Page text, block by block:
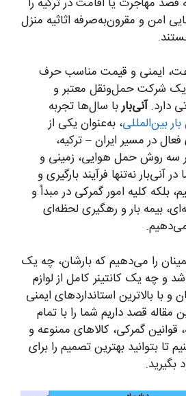
امن و مقرون‌به‌صرفه اثاثیه منزل
ایمنی و قیمت مناسب حرف
یک شرکت حمل‌ونقل معتبر و
دارد.آنی‌باربا سال‌ها تجربه
بین‌المللی، به‌عنوان یکی از
در مسیر ایران – ترکیه،
سه روش حمل هوایی، زمینی و
آنی‌بار نه‌تنها فرآیند بارگیری و
بلکه کلیه امور گمرکی در مبدأ و
بیمه بار و رهگیری لحظه‌ای
را می‌دهیم که بارشان، چه یک
و چه یک کانتینر کامل از لوازم
و با بالاترین استانداردهای ایمنی
قصد داریم شما را با تمام
قوانین گمرکی، کالاهای ممنوعه و
بتوانید بهترین تصمیم را برای
بگیرید.